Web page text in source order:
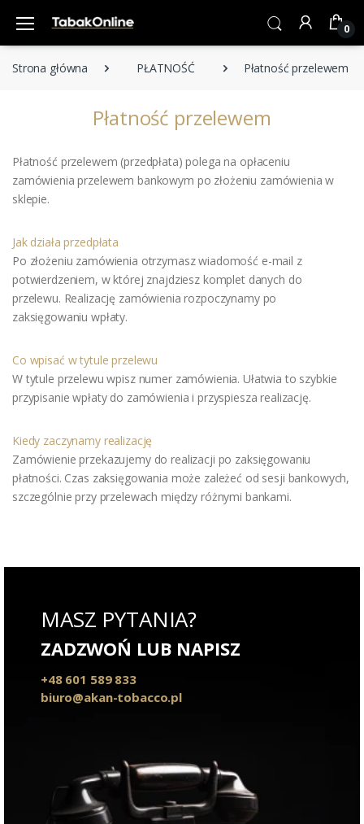
0
Strona główna PŁATNOŚĆ Płatność przelewem
Płatność przelewem
Płatność przelewem (przedpłata) polega na opłaceniu
zamówienia przelewem bankowym po złożeniu zamówienia w
sklepie.
Jak działa przedpłata
Po złożeniu zamówienia otrzymasz wiadomość e-mail z
potwierdzeniem, w której znajdziesz komplet danych do
przelewu. Realizację zamówienia rozpoczynamy po
zaksięgowaniu wpłaty.
Co wpisać w tytule przelewu
W tytule przelewu wpisz numer zamówienia. Ułatwia to szybkie
przypisanie wpłaty do zamówienia i przyspiesza realizację.
Kiedy zaczynamy realizację
Zamówienie przekazujemy do realizacji po zaksięgowaniu
płatności. Czas zaksięgowania może zależeć od sesji bankowych,
szczególnie przy przelewach między różnymi bankami.
MASZ PYTANIA?
ZADZWOŃ LUB NAPISZ
+48 601 589 833
biuro@akan-tobacco.pl